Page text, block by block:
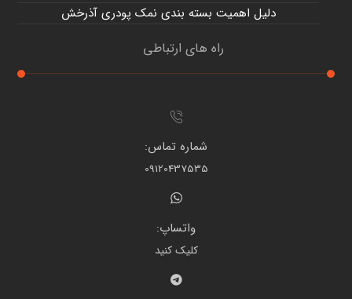
دلیل اهمیت بسته بندی نمک پودری آذرخش
راه های ارتباطی
شماره تماس:
09120437535
واتساپ:
کلیک کنید